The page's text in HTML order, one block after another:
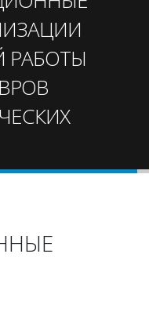
РАБОТЫ